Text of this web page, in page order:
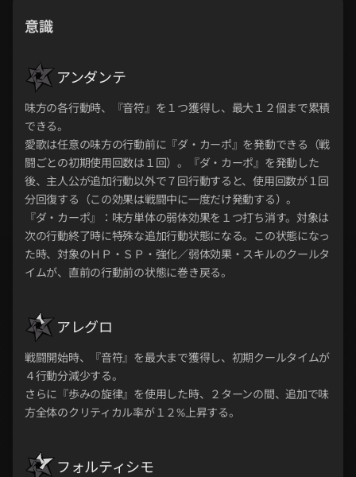
意識
アンダンテ
味方の各行動時、『音符』を１つ獲得し、最大１２個まで累積
できる。
愛歌は任意の味方の行動前に『ダ・カーポ』を発動できる（戦
闘ごとの初期使用回数は１回）。『ダ・カーポ』を発動した
後、主人公が追加行動以外で７回行動すると、使用回数が１回
分回復する（この効果は戦闘中に一度だけ発動する）。
『ダ・カーポ』：味方単体の弱体効果を１つ打ち消す。対象は
次の行動終了時に特殊な追加行動状態になる。この状態になっ
た時、対象のＨＰ・ＳＰ・強化／弱体効果・スキルのクールタ
イムが、直前の行動前の状態に巻き戻る。
アレグロ
戦闘開始時、『音符』を最大まで獲得し、初期クールタイムが
４行動分減少する。
さらに『歩みの旋律』を使用した時、２ターンの間、追加で味
方全体のクリティカル率が１２%上昇する。
フォルティシモ